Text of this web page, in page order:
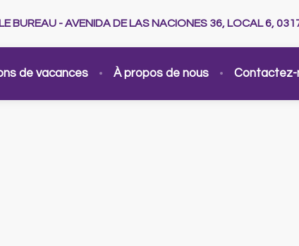
BUREAU - AVENIDA DE LAS NACIONES 36, LOCAL 6,
de vacances À propos de nous Contactez-